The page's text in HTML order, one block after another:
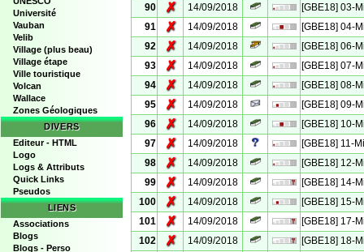
Université
Vauban
Velib
Village (plus beau)
Village étape
Ville touristique
Volcan
Wallace
Zones Géologiques
DIVERS
Editeur - HTML
Logo
Logs & Attributs
Quick Links
Pseudos
LIENS
Associations
Blogs
Blogs - Perso
90
✗ 14/09/2018
[GBE18] 03-
91
✗ 14/09/2018
[GBE18] 04-
92
✗ 14/09/2018
[GBE18] 06-
93
✗ 14/09/2018
[GBE18] 07-
94
✗ 14/09/2018
[GBE18] 08-
95
✗ 14/09/2018
[GBE18] 09-
96
✗ 14/09/2018
[GBE18] 10-
97
✗ 14/09/2018
[GBE18] 11-
98
✗ 14/09/2018
[GBE18] 12-
99
✗ 14/09/2018
[GBE18] 14-
100
✗ 14/09/2018
[GBE18] 15-
101
✗ 14/09/2018
[GBE18] 17-
102
✗ 14/09/2018
[GBE18] 18-